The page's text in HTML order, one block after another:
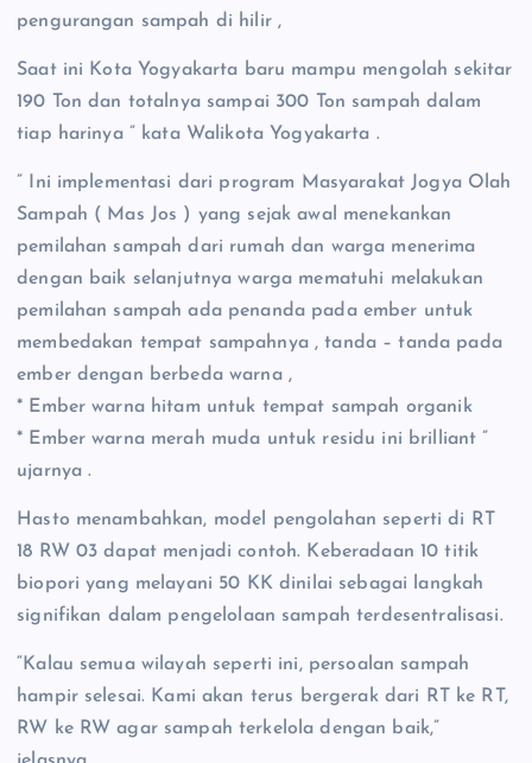
pengurangan sampah di hilir ,
Saat ini Kota Yogyakarta baru mampu mengolah sekitar
190 Ton dan totalnya sampai 300 Ton sampah dalam
tiap harinya ” kata Walikota Yogyakarta .
” Ini implementasi dari program Masyarakat Jogya Olah
Sampah ( Mas Jos ) yang sejak awal menekankan
pemilahan sampah dari rumah dan warga menerima
dengan baik selanjutnya warga mematuhi melakukan
pemilahan sampah ada penanda pada ember untuk
membedakan tempat sampahnya , tanda – tanda pada
ember dengan berbeda warna ,
* Ember warna hitam untuk tempat sampah organik
* Ember warna merah muda untuk residu ini brilliant ”
ujarnya .
Hasto menambahkan, model pengolahan seperti di RT
18 RW 03 dapat menjadi contoh. Keberadaan 10 titik
biopori yang melayani 50 KK dinilai sebagai langkah
signifikan dalam pengelolaan sampah terdesentralisasi.
“Kalau semua wilayah seperti ini, persoalan sampah
hampir selesai. Kami akan terus bergerak dari RT ke RT,
RW ke RW agar sampah terkelola dengan baik,”